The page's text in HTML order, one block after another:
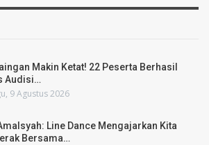
Makin Ketat! 22 Peserta Berhasil
Audisi…
9 Agustus 2026
Line Dance Mengajarkan Kita
Bersama…